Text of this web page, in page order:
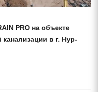
PRO на объекте
в г. Нур-